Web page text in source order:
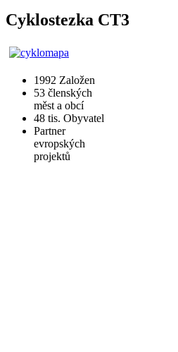
Cyklostezka CT3
1992 Založen
53 členských
měst a obcí
48 tis. Obyvatel
Partner
evropských
projektů